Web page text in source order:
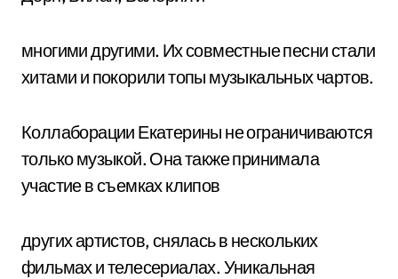
многими другими. Их совместные песни стали
хитами и покорили топы музыкальных чартов.
Коллаборации Екатерины не ограничиваются
только музыкой. Она также принимала
участие в съемках клипов
других артистов, снялась в нескольких
фильмах и телесериалах. Уникальная